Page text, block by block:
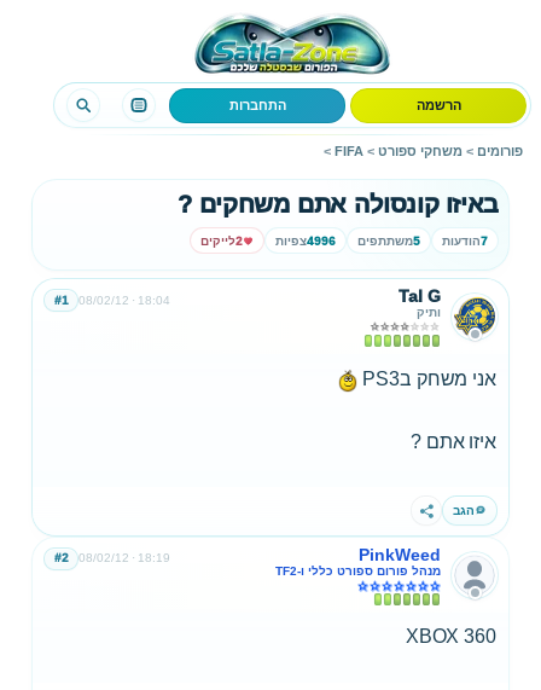
הרשמה התחברות
פורומים > משחקי ספורט >
FIFA
>
באיזו קונסולה אתם משחקים ?
7הודעות 5משתתפים 4996צפיות 2לייקים
Tal G
ותיק
08/02/12 18:04
#1
אני משחק בPS3
איזו אתם ?
הגב שתף
PinkWeed
מנהל פורום ספורט כללי ו-TF2
08/02/12 18:19
#2
XBOX 360